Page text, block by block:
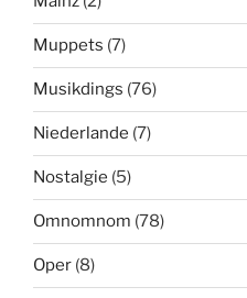
Muppets (7)
Musikdings (76)
Niederlande (7)
Nostalgie (5)
Omnomnom (78)
Oper (8)